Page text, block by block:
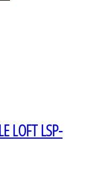
LOFT LSP-